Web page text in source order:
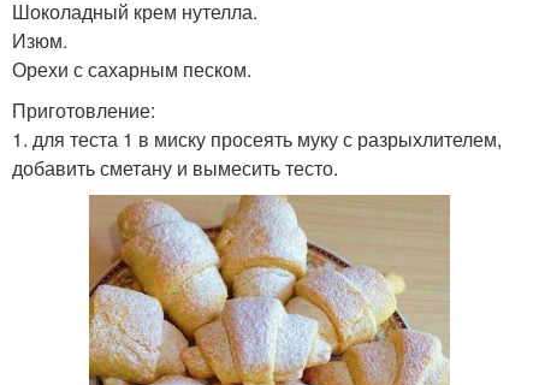
Шоколадный крем нутелла.
Изюм.
Орехи с сахарным песком.
Приготовление:
1. для теста 1 в миску просеять муку с разрыхлителем,
добавить сметану и вымесить тесто.